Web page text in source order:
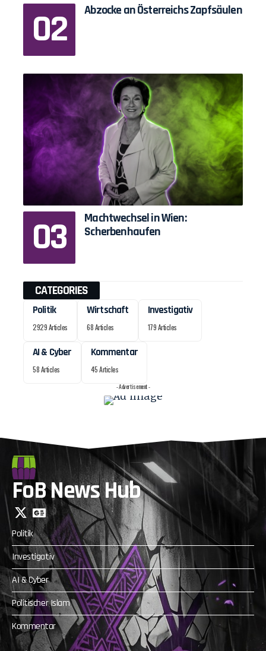
Abzocke an Österreichs Zapfsäulen
Machtwechsel in Wien:
Scherbenhaufen
CATEGORIES
Politik
2929 Articles
Wirtschaft
68 Articles
Investigativ
179 Articles
AI & Cyber
58 Articles
Kommentar
45 Articles
- Advertisement -
FoB News Hub
Politik
Investigativ
AI & Cyber
Politischer Islam
Kommentar